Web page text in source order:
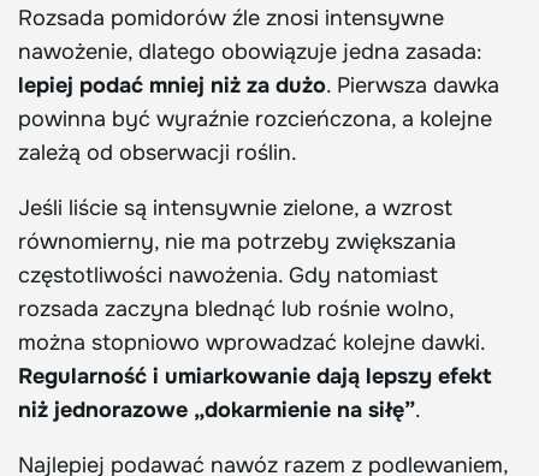
Rozsada pomidorów źle znosi intensywne
nawożenie, dlatego obowiązuje jedna zasada:
lepiej podać mniej niż za dużo. Pierwsza dawka
powinna być wyraźnie rozcieńczona, a kolejne
zależą od obserwacji roślin.
Jeśli liście są intensywnie zielone, a wzrost
równomierny, nie ma potrzeby zwiększania
częstotliwości nawożenia. Gdy natomiast
rozsada zaczyna blednąć lub rośnie wolno,
można stopniowo wprowadzać kolejne dawki.
Regularność i umiarkowanie dają lepszy efekt
niż jednorazowe „dokarmienie na siłę”.
Najlepiej podawać nawóz razem z podlewaniem,